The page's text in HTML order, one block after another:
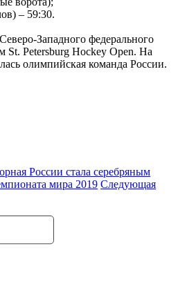
– 59:30.
Западного федерального
St. Petersburg Hockey Open. На
олимпийская команда России.
России стала серебряным
мира 2019 Следующая